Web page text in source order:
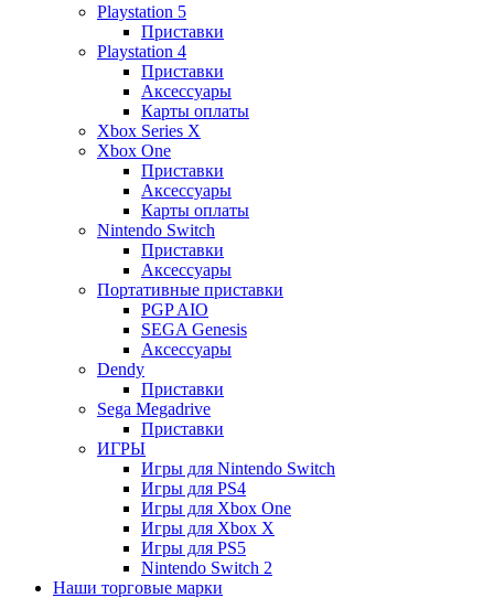
Playstation 5
Приставки
Playstation 4
Приставки
Аксессуары
Карты оплаты
Xbox Series X
Xbox One
Приставки
Аксессуары
Карты оплаты
Nintendo Switch
Приставки
Аксессуары
Портативные приставки
PGP AIO
SEGA Genesis
Аксессуары
Dendy
Приставки
Sega Megadrive
Приставки
ИГРЫ
Игры для Nintendo Switch
Игры для PS4
Игры для Xbox One
Игры для Xbox X
Игры для PS5
Nintendo Switch 2
Наши торговые марки